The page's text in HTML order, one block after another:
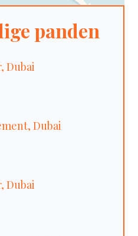
panden
Dubai
Dubai
Dubai